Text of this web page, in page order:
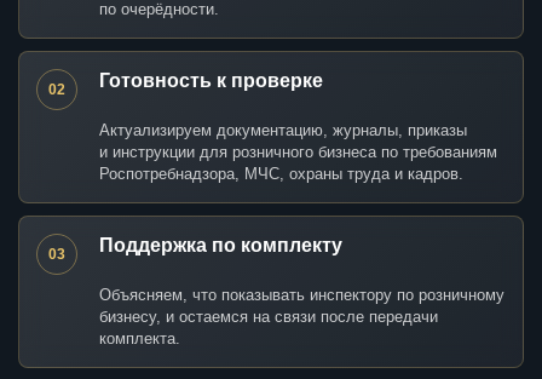
по очерёдности.
02 Готовность к проверке
Актуализируем документацию, журналы, приказы
и инструкции для розничного бизнеса по требованиям
Роспотребнадзора, МЧС, охраны труда и кадров.
03 Поддержка по комплекту
Объясняем, что показывать инспектору по розничному
бизнесу, и остаемся на связи после передачи
комплекта.